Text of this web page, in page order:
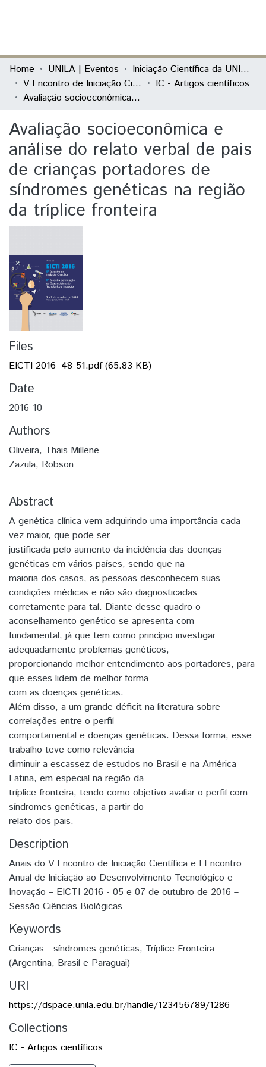
Communities & Collections
All of DSpace
Home UNILA | Eventos
Iniciação Científica da UNILA (IC)
V Encontro de Iniciação Científica e I Encontro Anual de Iniciação ao Desenvolvimento Tecnológico e Inovação
IC - Artigos científicos
Avaliação socioeconômica e análise do relato verbal de pais de crianças portadores de síndromes genéticas na região da tríplice fronteira
Avaliação socioeconômica e
análise do relato verbal de pais
de crianças portadores de
síndromes genéticas na região
da tríplice fronteira
Files
EICTI 2016_48-51.pdf(65.83 KB)
Date
2016-10
Authors
Oliveira, Thais Millene
Zazula, Robson
Abstract
A genética clínica vem adquirindo uma importância cada
vez maior, que pode ser
justificada pelo aumento da incidência das doenças
genéticas em vários países, sendo que na
maioria dos casos, as pessoas desconhecem suas
condições médicas e não são diagnosticadas
corretamente para tal. Diante desse quadro o
aconselhamento genético se apresenta com
fundamental, já que tem como princípio investigar
adequadamente problemas genéticos,
proporcionando melhor entendimento aos portadores, para
que esses lidem de melhor forma
com as doenças genéticas.
Além disso, a um grande déficit na literatura sobre
correlações entre o perfil
comportamental e doenças genéticas. Dessa forma, esse
trabalho teve como relevância
diminuir a escassez de estudos no Brasil e na América
Latina, em especial na região da
tríplice fronteira, tendo como objetivo avaliar o perfil com
síndromes genéticas, a partir do
relato dos pais.
Description
Anais do V Encontro de Iniciação Científica e I Encontro
Anual de Iniciação ao Desenvolvimento Tecnológico e
Inovação – EICTI 2016 - 05 e 07 de outubro de 2016 –
Sessão Ciências Biológicas
Keywords
Crianças - síndromes genéticas, Tríplice Fronteira
(Argentina, Brasil e Paraguai)
URI
https://dspace.unila.edu.br/handle/123456789/1286
Collections
IC - Artigos científicos